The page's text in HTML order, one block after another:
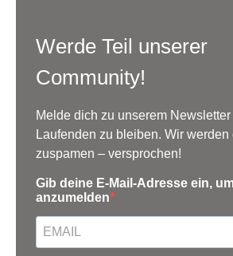
Werde Teil unserer
Community!
Melde dich zu unserem
Laufenden zu bleiben. Wir werden
zuspamen – versprochen!
Gib deine E-Mail-Adresse ein,
anzumelden